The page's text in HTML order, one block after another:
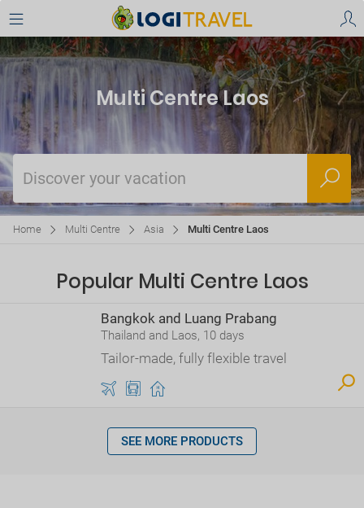
Multi Centre Laos
Discover your vacation
Home Multi Centre Asia Multi Centre Laos
Popular Multi Centre Laos
Bangkok and Luang Prabang
Thailand and Laos, 10 days
Tailor-made, fully flexible travel
SEE MORE PRODUCTS